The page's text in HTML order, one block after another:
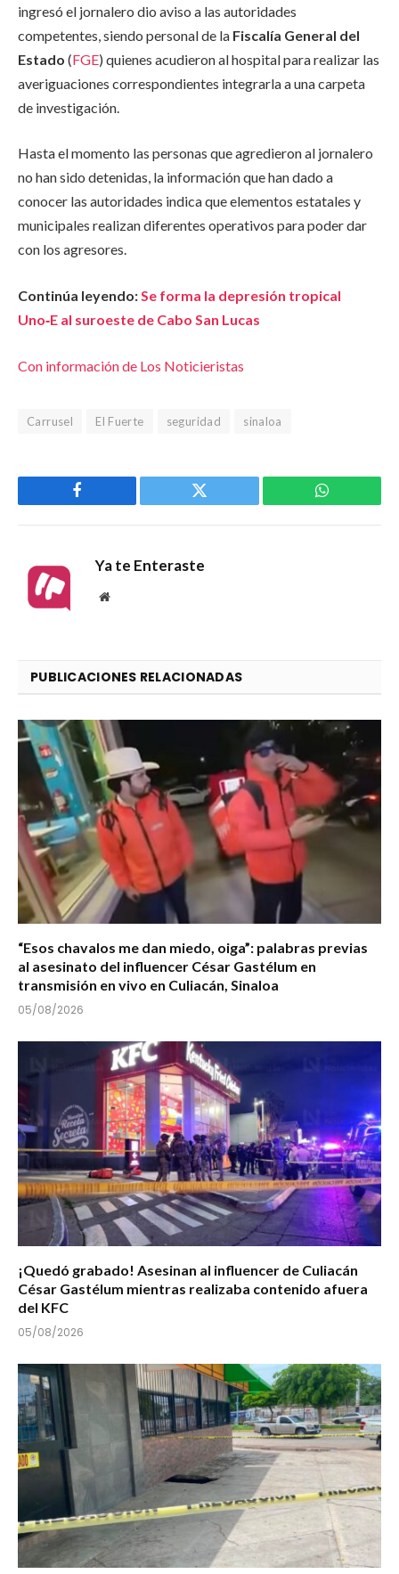
ingresó el jornalero dio aviso a las autoridades
competentes, siendo personal de la Fiscalía General del
Estado (FGE) quienes acudieron al hospital para realizar las
averiguaciones correspondientes integrarla a una carpeta
de investigación.
Hasta el momento las personas que agredieron al jornalero
no han sido detenidas, la información que han dado a
conocer las autoridades indica que elementos estatales y
municipales realizan diferentes operativos para poder dar
con los agresores.
Continúa leyendo:Se forma la depresión tropical
Uno‑E al suroeste de Cabo San Lucas
Con información de Los Noticieristas
Carrusel El Fuerte seguridad sinaloa
Facebook Twitter WhatsApp
Ya te Enteraste
Website
PUBLICACIONES RELACIONADAS
“Esos chavalos me dan miedo, oiga”: palabras previas
al asesinato del influencer César Gastélum en
transmisión en vivo en Culiacán, Sinaloa
05/08/2026
¡Quedó grabado! Asesinan al influencer de Culiacán
César Gastélum mientras realizaba contenido afuera
del KFC
05/08/2026